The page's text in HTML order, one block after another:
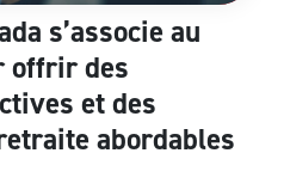
s’associe au
offrir des
et des
abordables